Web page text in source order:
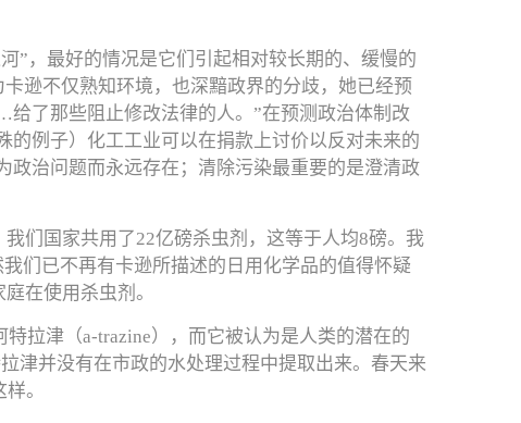
”，最好的情况是它们引起相对较长期的、缓慢的
逊不仅熟知环境，也深黯政界的分歧，她已经预
了那些阻止修改法律的人。”在预测政治体制改
例子）化工工业可以在捐款上讨价以反对未来的
治问题而永远存在；清除污染最重要的是澄清政
们国家共用了22亿磅杀虫剂，这等于人均8磅。我
们已不再有卡逊所描述的日用化学品的值得怀疑
在使用杀虫剂。
拉津（a-trazine），而它被认为是人类的潜在的
津并没有在市政的水处理过程中提取出来。春天来
。